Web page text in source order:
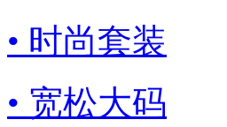
• 时尚套装
• 宽松大码